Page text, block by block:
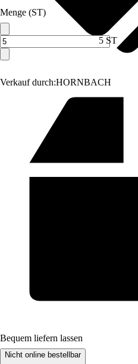
Verkauf durch:HORNBACH
Menge (ST)
5 ST
Bequem liefern lassen
Nicht online bestellbar